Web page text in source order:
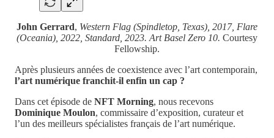
John Gerrard, Western Flag (Spindletop, Texas), 2017, Flare
(Oceania), 2022, Standard, 2023. Art Basel Zero 10. Courtesy
Fellowship.
Après plusieurs années de coexistence avec l’art contemporain,
l’art numérique franchit-il enfin un cap ?
Dans cet épisode de NFT Morning, nous recevons
Dominique Moulon, commissaire d’exposition, curateur et
l’un des meilleurs spécialistes français de l’art numérique.